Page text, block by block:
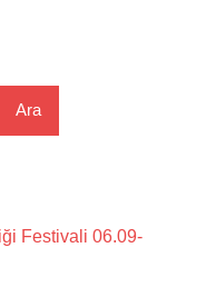
Ara
Festivali 06.09-